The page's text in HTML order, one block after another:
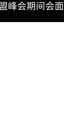
峰会期间会面